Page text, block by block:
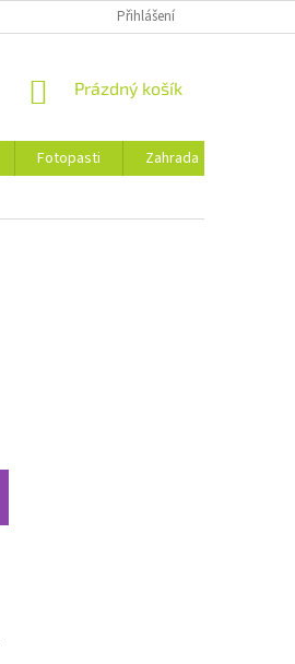
Přihlášení
NÁKUPNÍ
Prázdný košík
Fotopasti Zahrada